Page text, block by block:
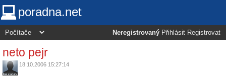
poradna.net
Neregistrovaný Přihlásit Registrovat
neto pejr
18.10.2006 15:27:14